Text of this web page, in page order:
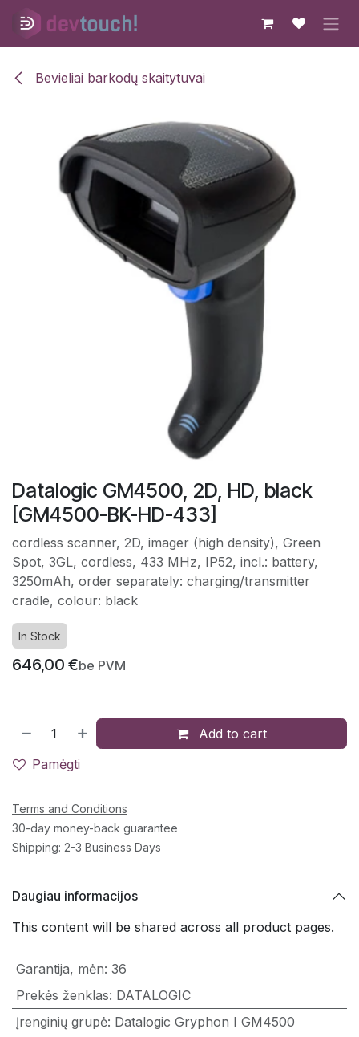
Skip to Content
Bevieliai barkodų skaitytuvai
Datalogic GM4500, 2D, HD, black
[GM4500-BK-HD-433]
cordless scanner, 2D, imager (high density), Green
Spot, 3GL, cordless, 433 MHz, IP52, incl.: battery,
3250mAh, order separately: charging/transmitter
cradle, colour: black
In Stock
646,00 €be PVM
Add to cart
Pamėgti
Terms and Conditions
30-day money-back guarantee
Shipping: 2-3 Business Days
Daugiau informacijos
This content will be shared across all product pages.
Garantija, mėn: 36
Prekės ženklas: DATALOGIC
Įrenginių grupė: Datalogic Gryphon I GM4500